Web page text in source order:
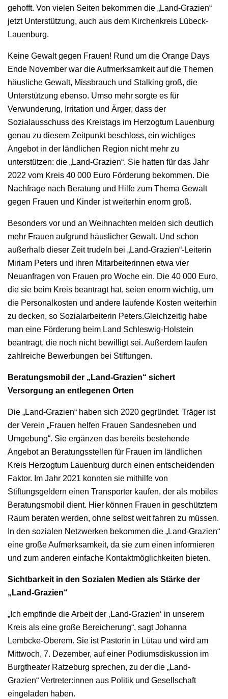
gehofft. Von vielen Seiten bekommen die „Land-Grazien“
jetzt Unterstützung, auch aus dem Kirchenkreis Lübeck-
Lauenburg.
Keine Gewalt gegen Frauen! Rund um die Orange Days
Ende November war die Aufmerksamkeit auf die Themen
häusliche Gewalt, Missbrauch und Stalking groß, die
Unterstützung ebenso. Umso mehr sorgte es für
Verwunderung, Irritation und Ärger, dass der
Sozialausschuss des Kreistags im Herzogtum Lauenburg
genau zu diesem Zeitpunkt beschloss, ein wichtiges
Angebot in der ländlichen Region nicht mehr zu
unterstützen: die „Land-Grazien“. Sie hatten für das Jahr
2022 vom Kreis 40 000 Euro Förderung bekommen. Die
Nachfrage nach Beratung und Hilfe zum Thema Gewalt
gegen Frauen und Kinder ist weiterhin enorm groß.
Besonders vor und an Weihnachten melden sich deutlich
mehr Frauen aufgrund häuslicher Gewalt. Und schon
außerhalb dieser Zeit trudeln bei „Land-Grazien“-Leiterin
Miriam Peters und ihren Mitarbeiterinnen etwa vier
Neuanfragen von Frauen pro Woche ein. Die 40 000 Euro,
die sie beim Kreis beantragt hat, seien enorm wichtig, um
die Personalkosten und andere laufende Kosten weiterhin
zu decken, so Sozialarbeiterin Peters.Gleichzeitig habe
man eine Förderung beim Land Schleswig-Holstein
beantragt, die noch nicht bewilligt sei. Außerdem laufen
zahlreiche Bewerbungen bei Stiftungen.
Beratungsmobil der „Land-Grazien“ sichert
Versorgung an entlegenen Orten
Die „Land-Grazien“ haben sich 2020 gegründet. Träger ist
der Verein „Frauen helfen Frauen Sandesneben und
Umgebung“. Sie ergänzen das bereits bestehende
Angebot an Beratungsstellen für Frauen im ländlichen
Kreis Herzogtum Lauenburg durch einen entscheidenden
Faktor. Im Jahr 2021 konnten sie mithilfe von
Stiftungsgeldern einen Transporter kaufen, der als mobiles
Beratungsmobil dient. Hier können Frauen in geschütztem
Raum beraten werden, ohne selbst weit fahren zu müssen.
In den sozialen Netzwerken bekommen die „Land-Grazien“
eine große Aufmerksamkeit, da sie zum einen informieren
und zum anderen einfache Kontaktmöglichkeiten bieten.
Sichtbarkeit in den Sozialen Medien als Stärke der
„Land-Grazien“
„Ich empfinde die Arbeit der ‚Land-Grazien‘ in unserem
Kreis als eine große Bereicherung“, sagt Johanna
Lembcke-Oberem. Sie ist Pastorin in Lütau und wird am
Mittwoch, 7. Dezember, auf einer Podiumsdiskussion im
Burgtheater Ratzeburg sprechen, zu der die „Land-
Grazien“ Vertreter:innen aus Politik und Gesellschaft
eingeladen haben.